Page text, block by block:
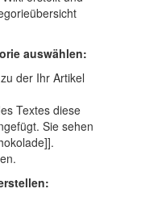
auswählen:
der Ihr Artikel
Textes diese
Sie sehen